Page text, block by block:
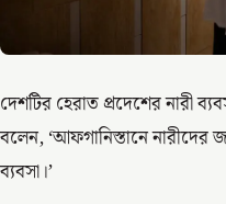
দেশটির হেরাত প্রদেশের নারী
বলেন, ‘আফগানিস্তানে
ব্যবসা।’